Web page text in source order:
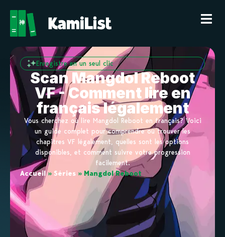
Enregistre en un seul clic
Scan Mangdol Reboot
VF - Comment lire en
français légalement
Vous cherchez où lire Mangdol Reboot en français? Voici
un guide complet pour comprendre où trouver les
chapitres VF légalement, quelles sont les options
disponibles, et comment suivre votre progression
facilement.
Accueil» Séries » Mangdol Reboot